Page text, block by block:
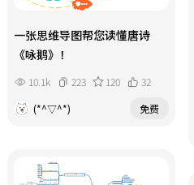
一张思维导图帮您读懂唐诗
《咏鹅》！
10.1k 223 120
32
(*^▽^*)
免费